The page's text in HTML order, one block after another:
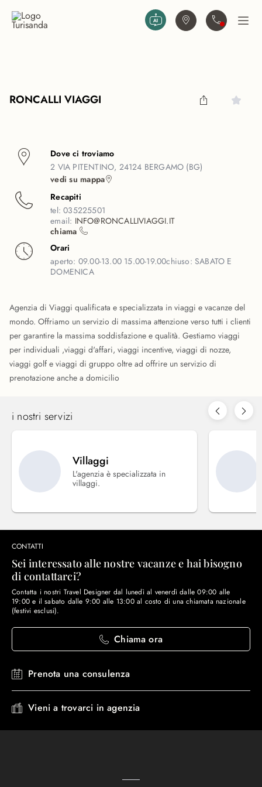
Trova agenziaContattaciApri
RONCALLI VIAGGI
Dove ci troviamo
2 VIA PITENTINO, 24124 BERGAMO (BG)
vedi su mappa
Recapiti
tel:035225501
email: INFO@RONCALLIVIAGGI.IT
chiama
Orari
aperto: 09.00-13.00 15.00-19.00chiuso:SABATO E
DOMENICA
Agenzia di Viaggi qualificata e specializzata in viaggi e vacanze del
mondo. Offriamo un servizio di massima attenzione verso tutti i clienti
per garantire la massima soddisfazione e qualità. Gestiamo viaggi
per individuali ,viaggi d'affari, viaggi incentive, viaggi di nozze,
viaggi golf e viaggi di gruppo oltre ad offrire un servizio di
prenotazione anche a domicilio
i nostri servizi
Villaggi
L'agenzia è specializzata in
villaggi.
CONTATTI
Sei interessato alle nostre vacanze e hai bisogno
di contattarci?
Contatta i nostri Travel Designer dal lunedì al venerdì dalle 09:00 alle
19:00 e il sabato dalle 9:00 alle 13:00 al costo di una chiamata nazionale
(festivi esclusi).
Chiama ora
Prenota una consulenza
Vieni a trovarci in agenzia